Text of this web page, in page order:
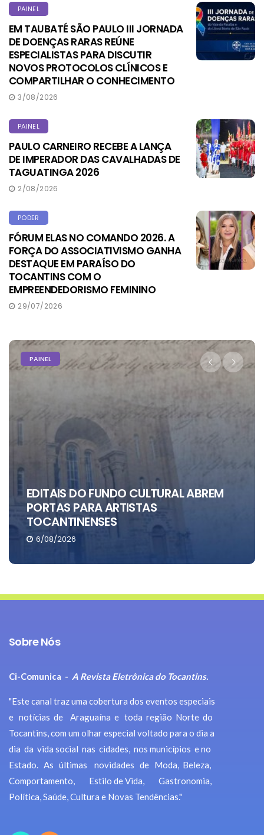
PAINEL
EM TAUBATÉ SÃO PAULO III JORNADA
DE DOENÇAS RARAS REÚNE
ESPECIALISTAS PARA DISCUTIR
NOVOS PROTOCOLOS CLÍNICOS E
COMPARTILHAR O CONHECIMENTO
3/08/2026
PAINEL
PAULO CARNEIRO RECEBE A LANÇA
DE IMPERADOR DAS CAVALHADAS DE
TAGUATINGA 2026
2/08/2026
PODER
FÓRUM ELAS NO COMANDO 2026. A
FORÇA DO ASSOCIATIVISMO GANHA
DESTAQUE EM PARAÍSO DO
TOCANTINS COM O
EMPREENDEDORISMO FEMININO
29/07/2026
PAINEL
EDITAIS DO FUNDO CULTURAL ABREM
PORTAS PARA ARTISTAS
TOCANTINENSES
6/08/2026
Sobre Nós
Ci-Comunica - A Revista Eletrônica do Tocantins.
"Este canal traz uma cobertura dos eventos especiais
e notícias de Araguaína e toda região Norte do
Tocantins, com um olhar especial voltado para o dia a
dia da vida social nas cidades, nos municípios e no
Estado. As últimas novidades de Moda, Beleza,
Comportamento, Estilo de Vida, Gastronomia,
Política, Saúde, Cultura e Novas Tendências."